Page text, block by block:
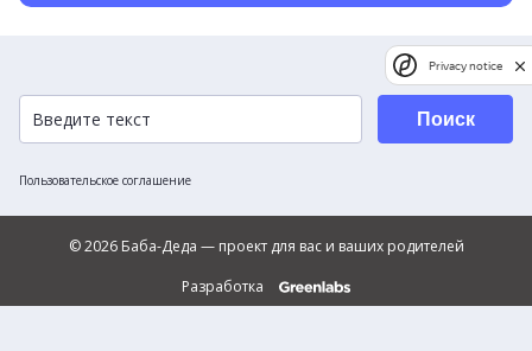
Пользовательское соглашение
Поиск
© 2026 Баба-Деда — проект для вас и ваших родителей
Разработка
Privacy notice